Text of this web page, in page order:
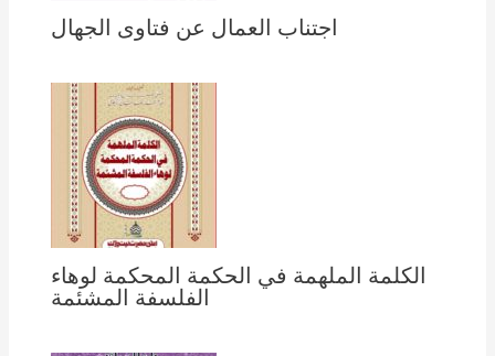
اجتناب العمال عن فتاوى الجهال
الكلمة الملهمة في الحكمة المحكمة لوهاء
الفلسفة المشئمة